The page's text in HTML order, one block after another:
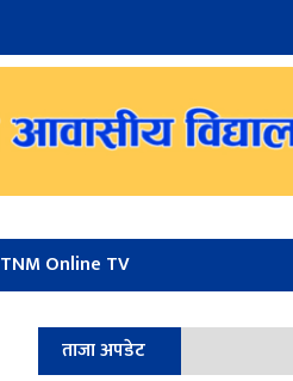
TNM Online TV
ताजा अपडेट